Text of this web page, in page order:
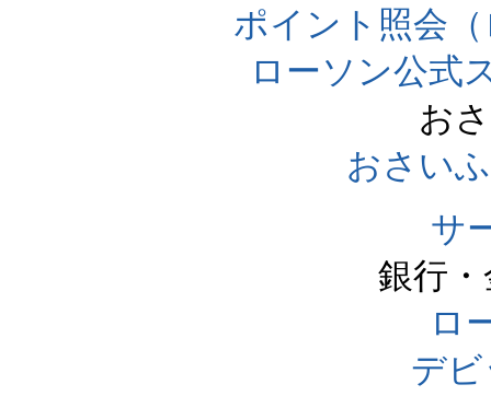
ポイント照会
ローソン公式
お
おさい
サ
銀行
ロ
デ